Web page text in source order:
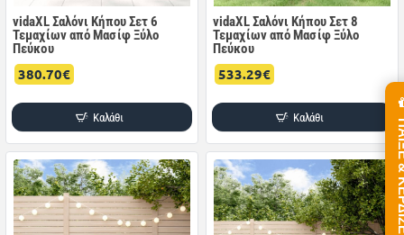
vidaXL Σαλόνι Κήπου Σετ 6
Τεμαχίων από Μασίφ Ξύλο
Πεύκου
380.70€
Καλάθι
vidaXL Σαλόνι Κήπου Σετ 8
Τεμαχίων από Μασίφ Ξύλο
Πεύκου
533.29€
Καλάθι